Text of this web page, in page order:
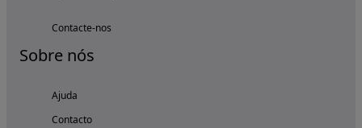
Contacte-nos
Sobre nós
Ajuda
Contacto